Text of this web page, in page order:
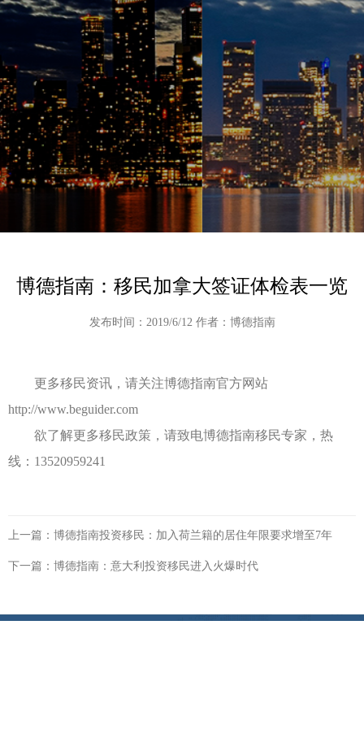
博德指南：移民加拿大签证体检表一览
发布时间：2019/6/12 作者：博德指南
更多移民资讯，请关注博德指南官方网站
http://www.beguider.com
欲了解更多移民政策，请致电博德指南移民专家，热
线：13520959241
上一篇： 博德指南投资移民：加入荷兰籍的居住年限要求增至7年
下一篇： 博德指南：意大利投资移民进入火爆时代